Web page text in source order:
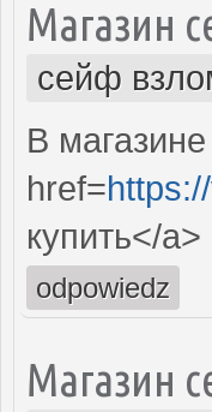
Магазин
сейф
В
href=
купить</a>
odpowiedz
Магазин